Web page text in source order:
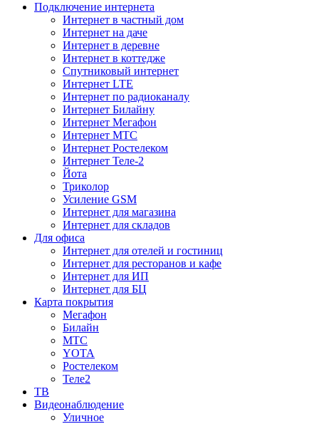
Подключение интернета
Интернет в частный дом
Интернет на даче
Интернет в деревне
Интернет в коттедже
Спутниковый интернет
Интернет LTE
Интернет по радиоканалу
Интернет Билайну
Интернет Мегафон
Интернет МТС
Интернет Ростелеком
Интернет Теле-2
Йота
Триколор
Усиление GSM
Интернет для магазина
Интернет для складов
Для офиса
Интернет для отелей и гостиниц
Интернет для ресторанов и кафе
Интернет для ИП
Интернет для БЦ
Карта покрытия
Мегафон
Билайн
МТС
YOTA
Ростелеком
Теле2
ТВ
Видеонаблюдение
Уличное